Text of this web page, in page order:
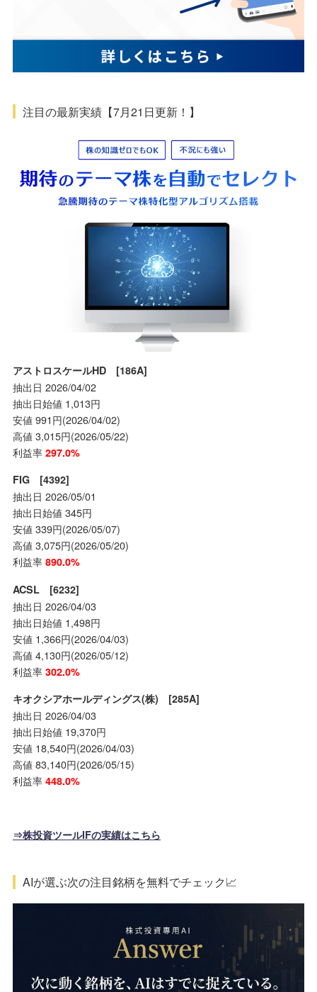
注目の最新実績【7月21日更新！】
アストロスケールHD [186A]
抽出日 2026/04/02
抽出日始値 1,013円
安値 991円(2026/04/02)
高値 3,015円(2026/05/22)
利益率 297.0%
FIG [4392]
抽出日 2026/05/01
抽出日始値 345円
安値 339円(2026/05/07)
高値 3,075円(2026/05/20)
利益率 890.0%
ACSL [6232]
抽出日 2026/04/03
抽出日始値 1,498円
安値 1,366円(2026/04/03)
高値 4,130円(2026/05/12)
利益率 302.0%
キオクシアホールディングス(株) [285A]
抽出日 2026/04/03
抽出日始値 19,370円
安値 18,540円(2026/04/03)
高値 83,140円(2026/05/15)
利益率 448.0%
⇒株投資ツールIFの実績はこちら
AIが選ぶ次の注目銘柄を無料でチェック📈